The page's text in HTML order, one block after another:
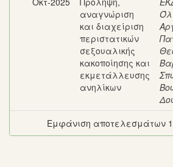
αναγνώριση
και διαχείριση
περιστατικών
σεξουαλικής
κακοποίησης και
εκμετάλλευσης
ανηλίκων
Εμφάνιση αποτελεσμάτων